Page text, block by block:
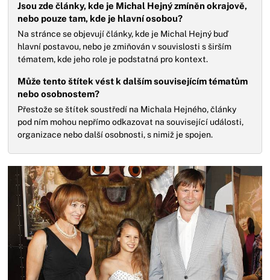
Jsou zde články, kde je Michal Hejný zmíněn okrajově,
nebo pouze tam, kde je hlavní osobou?
Na stránce se objevují články, kde je Michal Hejný buď
hlavní postavou, nebo je zmiňován v souvislosti s širším
tématem, kde jeho role je podstatná pro kontext.
Může tento štítek vést k dalším souvisejícím tématům
nebo osobnostem?
Přestože se štítek soustředí na Michala Hejného, články
pod ním mohou nepřímo odkazovat na související události,
organizace nebo další osobnosti, s nimiž je spojen.